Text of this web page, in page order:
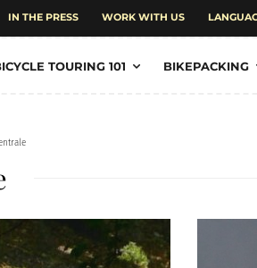
IN THE PRESS WORK WITH US
TOURING 101 BIKEPACKING